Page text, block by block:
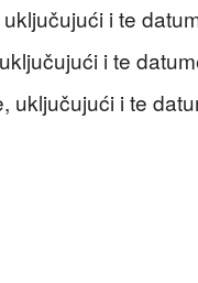
i te
i te
uključujući i te